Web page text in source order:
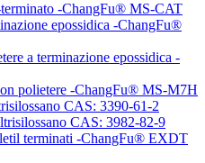
-ChangFu® MS-CAT
epossidica -ChangFu®
a terminazione epossidica -
polietere -ChangFu® MS-M7H
CAS: 3390-61-2
CAS: 3982-82-9
terminati -ChangFu® EXDT